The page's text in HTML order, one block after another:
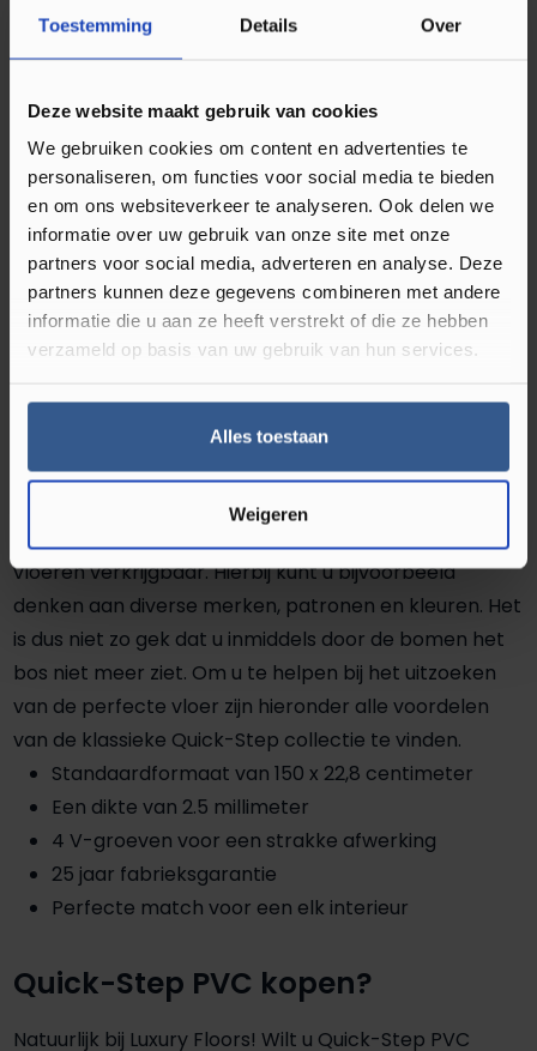
Toestemming Details Over
Deze website maakt gebruik van cookies
We gebruiken cookies om content en advertenties te
personaliseren, om functies voor social media te bieden
en om ons websiteverkeer te analyseren. Ook delen we
informatie over uw gebruik van onze site met onze
partners voor social media, adverteren en analyse. Deze
partners kunnen deze gegevens combineren met andere
informatie die u aan ze heeft verstrekt of die ze hebben
verzameld op basis van uw gebruik van hun services.
Alles toestaan
Weigeren
Omschrijving Quick-step Fuse
SGMPC20321 Serene Eik Licht Naturel
De Quick-step Fuse SGMPC20321 Serene Eik Licht
Naturel hebben een zeer matte afwerking die
bovendien zeer goed te onderhouden is. Vlekken
krijgen minder grip op de unieke toplaag en zijn
makkelijk te verwijderen. QuickStep Fuse PVC heeft
een gebruikersklasse van 33! Deze vloeren worden op
een geëgaliseerde ondergrond verlijmd. Door het
unieke productieproces zijn de vloeren QuickStep
krimp. Daarnaast is QuickStep Fuse PVC 100%
Voordelen van de Quick-Step Fuse
Vandaag de dag zijn er tientallen verschillende PVC-
vloeren verkrijgbaar. Hierbij kunt u bijvoorbeeld
denken aan diverse merken, patronen en kleuren. Het
is dus niet zo gek dat u inmiddels door de bomen het
bos niet meer ziet. Om u te helpen bij het uitzoeken
van de perfecte vloer zijn hieronder alle voordelen
van de klassieke Quick-Step collectie te vinden.
Standaardformaat van 150 x 22,8 centimeter
Een dikte van 2.5 millimeter
4 V-groeven voor een strakke afwerking
25 jaar fabrieksgarantie
Perfecte match voor een elk interieur
Quick-Step PVC kopen?
Natuurlijk bij Luxury Floors! Wilt u Quick-Step PVC